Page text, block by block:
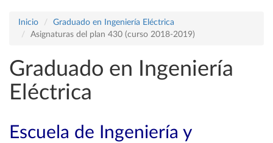
Inicio
Graduado en Ingeniería Eléctrica
Asignaturas del plan 430 (curso 2018-2019)
Graduado en Ingeniería
Eléctrica
Escuela de Ingeniería y